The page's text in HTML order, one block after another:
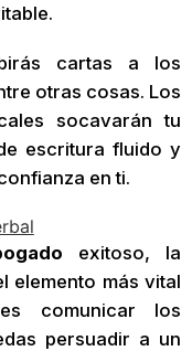
cartas a los
otras cosas. Los
socavarán tu
escritura fluido y
en ti.
exitoso, la
elemento más vital
comunicar los
persuadir a un